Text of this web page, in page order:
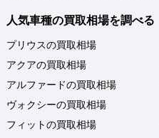
人気車種の買取相場を調べる
プリウスの買取相場
アクアの買取相場
アルファードの買取相場
ヴォクシーの買取相場
フィットの買取相場